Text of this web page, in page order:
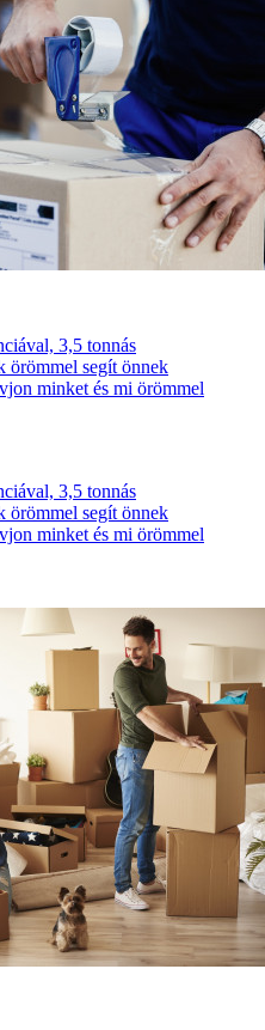
3,5 tonnás
örömmel segít önnek
minket és mi örömmel
3,5 tonnás
örömmel segít önnek
minket és mi örömmel